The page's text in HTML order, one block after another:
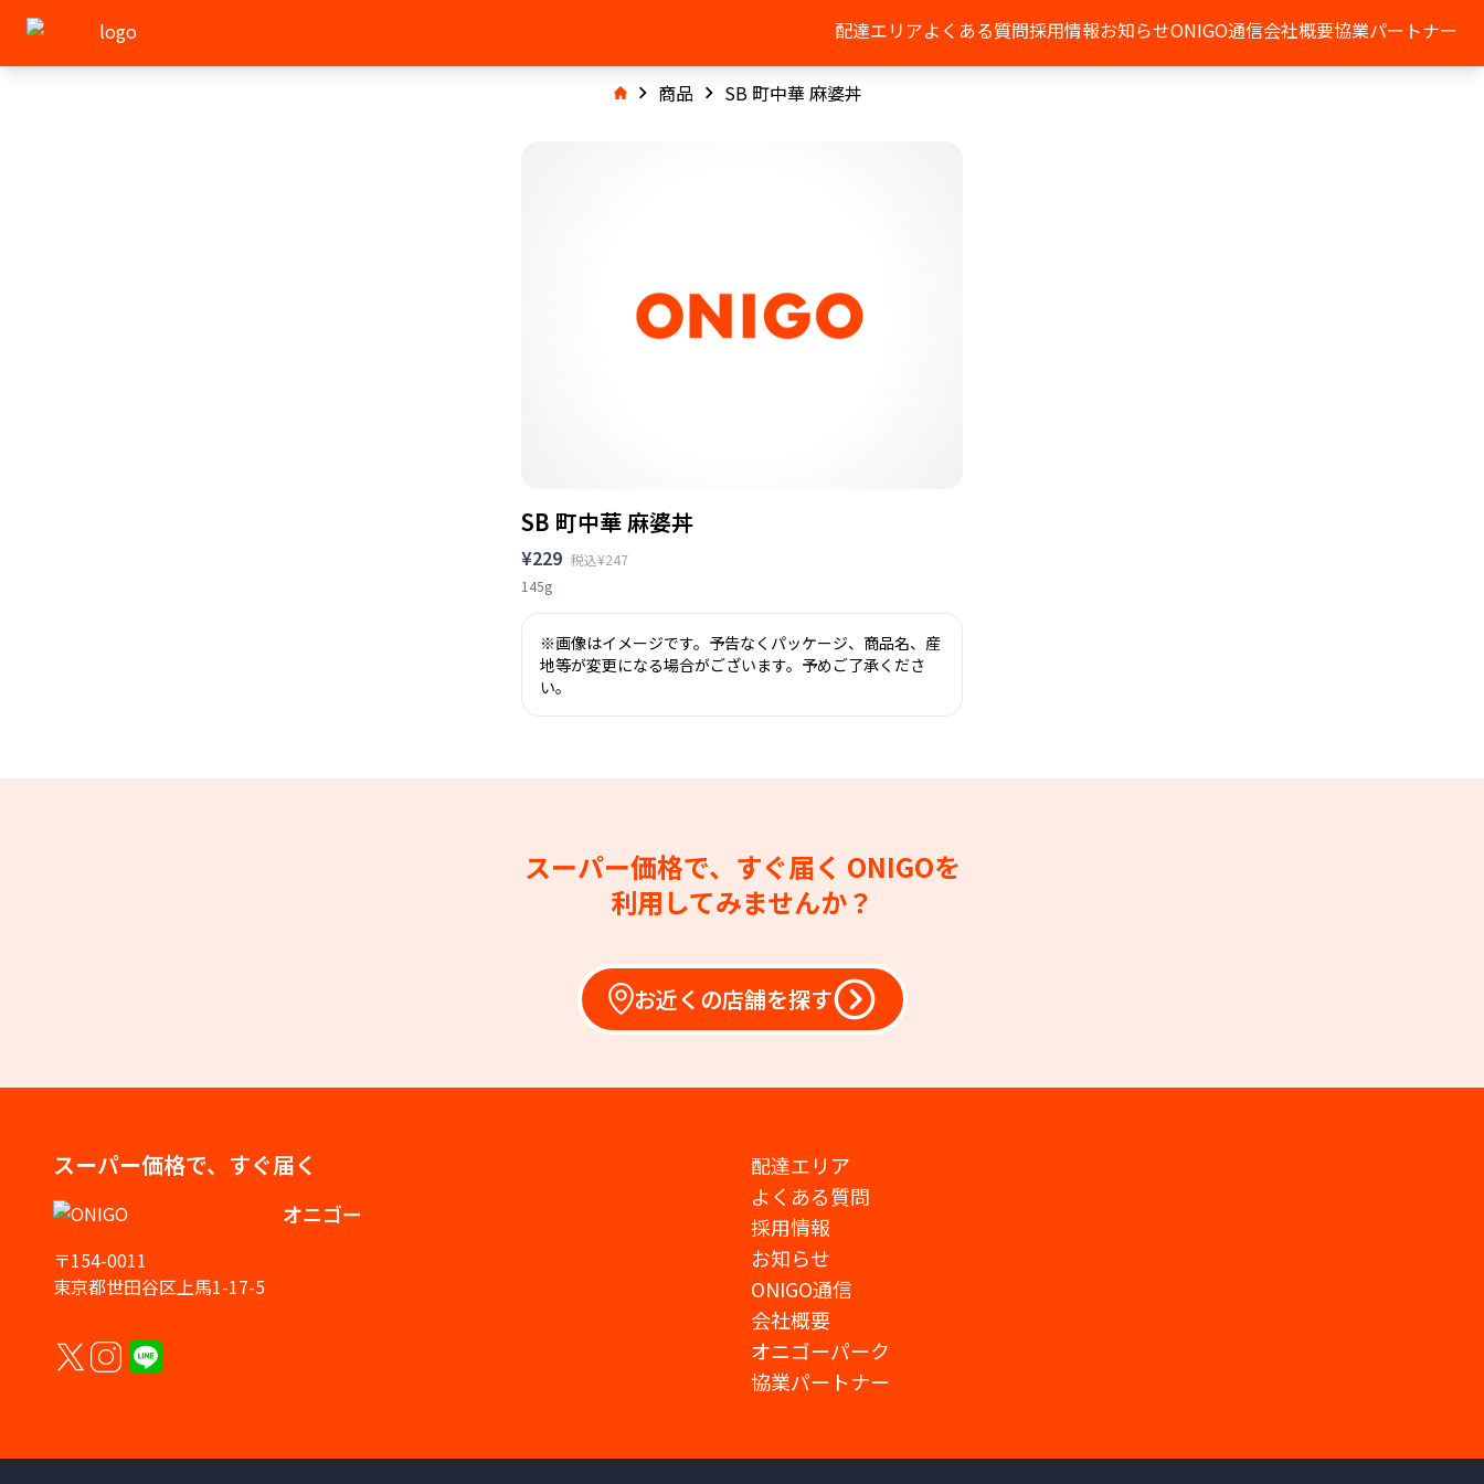
配達エリアよくある質問採用情報お知らせONIGO通信会社概要協業パートナー
商品 SB 町中華 麻婆丼
SB 町中華 麻婆丼
¥229 税込¥247
145g
※画像はイメージです。予告なくパッケージ、商品名、産
地等が変更になる場合がございます。予めご了承くださ
い。
スーパー価格で、すぐ届く ONIGOを
利用してみませんか？
お近くの店舗を探す
スーパー価格で、すぐ届く
オニゴー
〒154-0011
東京都世田谷区上馬1-17-5
配達エリア
よくある質問
採用情報
お知らせ
ONIGO通信
会社概要
オニゴーパーク
協業パートナー